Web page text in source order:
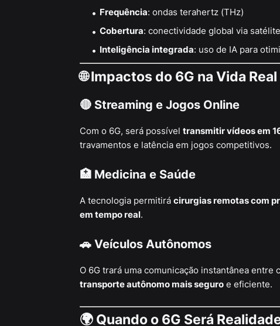
Frequência: ondas terahertz (THz)
Cobertura: conectividade global via
Inteligência integrada: uso de IA para
🌐 Impactos do 6G na Vida Real
🔴 Streaming e Jogos Online
Com o 6G, será possível transmitir vídeos em
travamentos e latência em jogos competitivos.
🏥 Medicina e Saúde
A tecnologia permitirá cirurgias remotas com
em tempo real.
🚗 Veículos Autônomos
O 6G trará uma comunicação instantânea
transporte autônomo mais seguroe eficiente.
🌍 Quando o 6G Será